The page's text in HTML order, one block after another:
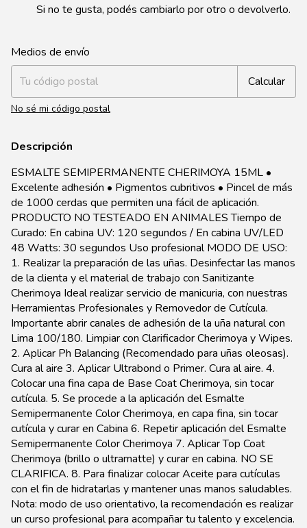
Si no te gusta, podés cambiarlo por otro o devolverlo.
Entregas para el CP:
Medios de envío
Calcular
No sé mi código postal
Descripción
ESMALTE SEMIPERMANENTE CHERIMOYA 15ML •
Excelente adhesión • Pigmentos cubritivos • Pincel de más
de 1000 cerdas que permiten una fácil de aplicación.
PRODUCTO NO TESTEADO EN ANIMALES Tiempo de
Curado: En cabina UV: 120 segundos / En cabina UV/LED
48 Watts: 30 segundos Uso profesional MODO DE USO:
1. Realizar la preparación de las uñas. Desinfectar las manos
de la clienta y el material de trabajo con Sanitizante
Cherimoya Ideal realizar servicio de manicuria, con nuestras
Herramientas Profesionales y Removedor de Cutícula.
Importante abrir canales de adhesión de la uña natural con
Lima 100/180. Limpiar con Clarificador Cherimoya y Wipes.
2. Aplicar Ph Balancing (Recomendado para uñas oleosas).
Cura al aire 3. Aplicar Ultrabond o Primer. Cura al aire. 4.
Colocar una fina capa de Base Coat Cherimoya, sin tocar
cutícula. 5. Se procede a la aplicación del Esmalte
Semipermanente Color Cherimoya, en capa fina, sin tocar
cutícula y curar en Cabina 6. Repetir aplicación del Esmalte
Semipermanente Color Cherimoya 7. Aplicar Top Coat
Cherimoya (brillo o ultramatte) y curar en cabina. NO SE
CLARIFICA. 8. Para finalizar colocar Aceite para cutículas
con el fin de hidratarlas y mantener unas manos saludables.
Nota: modo de uso orientativo, la recomendación es realizar
un curso profesional para acompañar tu talento y excelencia.